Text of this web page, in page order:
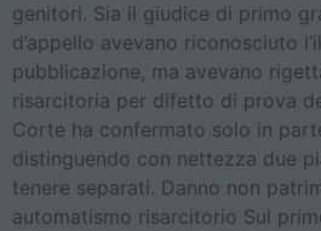
genitori. Sia il giudice di primo
d’appello avevano riconosciuto
pubblicazione, ma avevano
risarcitoria per difetto di prova
Corte ha confermato solo in
distinguendo con nettezza due
tenere separati. Danno non
automatismo risarcitorio Sul